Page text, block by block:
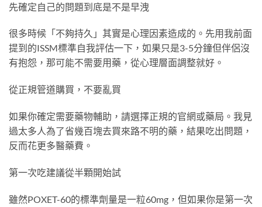
先確定自己的問題到底是不是早洩
很多時候「不夠持久」其實是心理因素造成的。先用我前面
提到的ISSM標準自我評估一下，如果只是3-5分鐘但伴侶沒
有抱怨，那可能不需要用藥，從心理層面調整就好。
從正規管道購買，不要亂買
如果你確定需要藥物輔助，請選擇正規的官網或藥局。我見
過太多人為了省幾百塊去買來路不明的藥，結果吃出問題，
反而花更多醫藥費。
第一次吃建議從半顆開始試
雖然POXET-60的標準劑量是一粒60mg，但如果你是第一次